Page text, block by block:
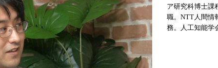
ア研究科博士課
職。NTT人間情
務。人工知能学